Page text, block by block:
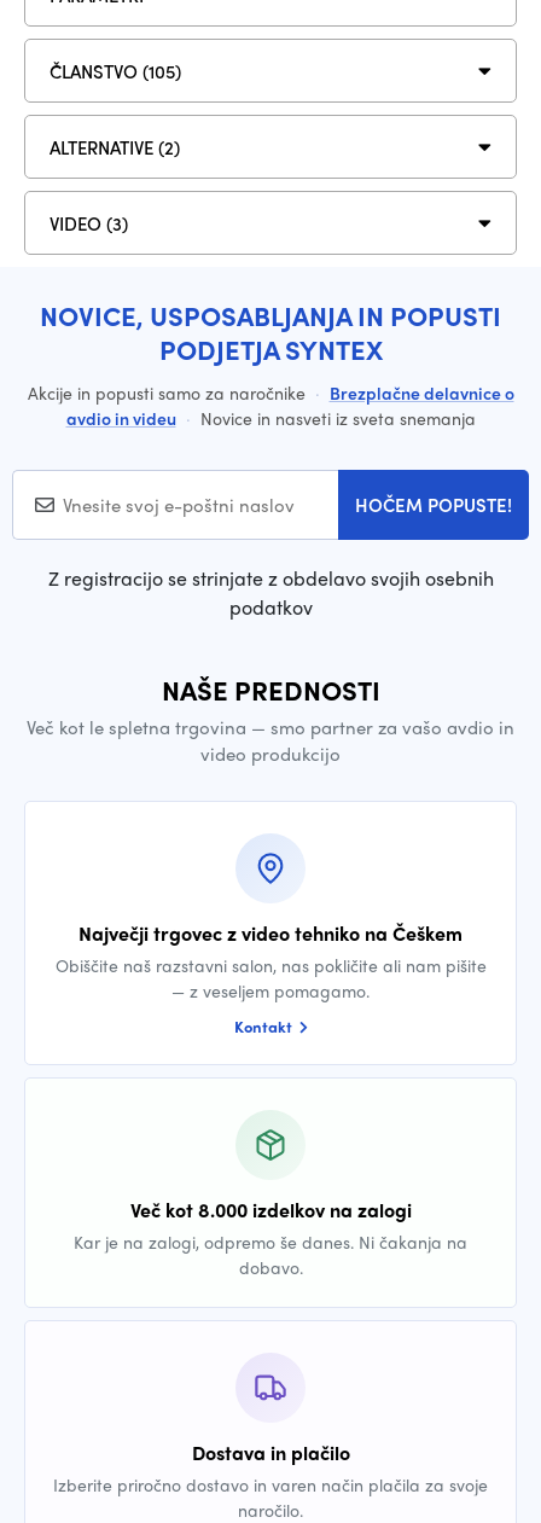
ČLANSTVO (105)
ALTERNATIVE (2)
VIDEO (3)
NOVICE, USPOSABLJANJA IN POPUSTI
PODJETJA SYNTEX
Akcije in popusti samo za naročnike · Brezplačne delavnice o
avdio in videu · Novice in nasveti iz sveta snemanja
HOČEM POPUSTE!
Z registracijo se strinjate z obdelavo svojih osebnih
podatkov
NAŠE PREDNOSTI
Več kot le spletna trgovina — smo partner za vašo avdio in
video produkcijo
Največji trgovec z video tehniko na Češkem
Obiščite naš razstavni salon, nas pokličite ali nam pišite
— z veseljem pomagamo.
Kontakt
Več kot 8.000 izdelkov na zalogi
Kar je na zalogi, odpremo še danes. Ni čakanja na
dobavo.
Dostava in plačilo
Izberite priročno dostavo in varen način plačila za svoje
naročilo.